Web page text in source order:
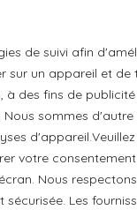
de suivi afin
sur un appareil et de
à des fins de
sommes
votre
Nous
Les